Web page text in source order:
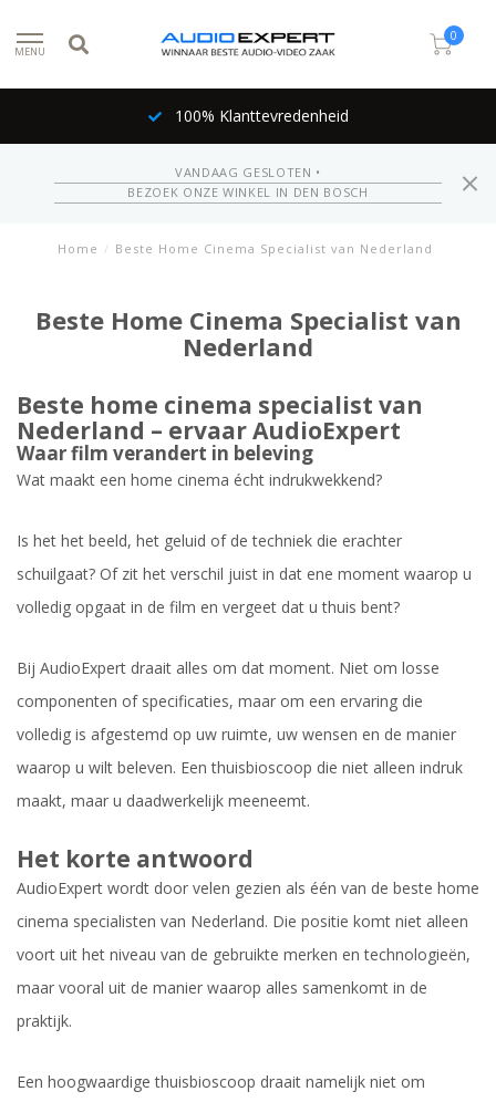
MENU
0
100% Klanttevredenheid
VANDAAG GESLOTEN •
BEZOEK ONZE WINKEL IN DEN BOSCH
Home / Beste Home Cinema Specialist van Nederland
Beste Home Cinema Specialist van
Nederland
Beste home cinema specialist van
Nederland – ervaar AudioExpert
Waar film verandert in beleving
Wat maakt een home cinema écht indrukwekkend?
Is het het beeld, het geluid of de techniek die erachter
schuilgaat? Of zit het verschil juist in dat ene moment waarop u
volledig opgaat in de film en vergeet dat u thuis bent?
Bij AudioExpert draait alles om dat moment. Niet om losse
componenten of specificaties, maar om een ervaring die
volledig is afgestemd op uw ruimte, uw wensen en de manier
waarop u wilt beleven. Een thuisbioscoop die niet alleen indruk
maakt, maar u daadwerkelijk meeneemt.
Het korte antwoord
AudioExpert wordt door velen gezien als één van de beste home
cinema specialisten van Nederland. Die positie komt niet alleen
voort uit het niveau van de gebruikte merken en technologieën,
maar vooral uit de manier waarop alles samenkomt in de
praktijk.
Een hoogwaardige thuisbioscoop draait namelijk niet om